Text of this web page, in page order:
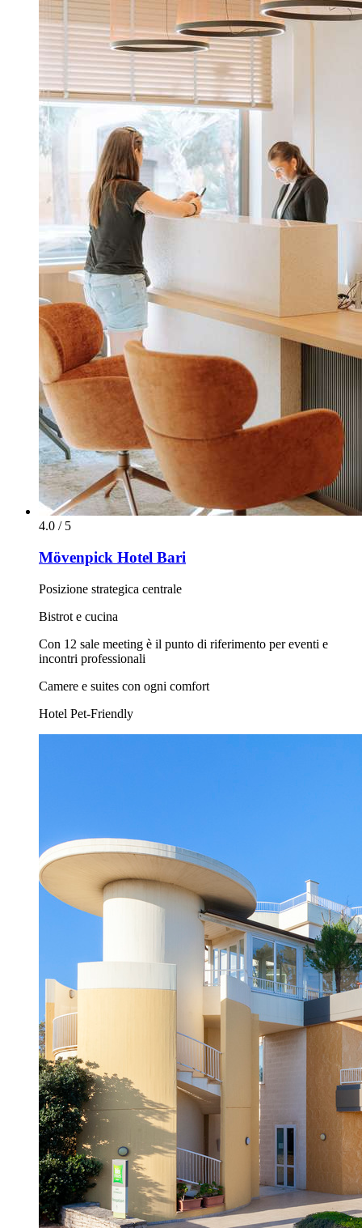
4.0 / 5
Mövenpick Hotel Bari
Posizione strategica centrale
Bistrot e cucina
Con 12 sale meeting è il punto di riferimento per eventi e
incontri professionali
Camere e suites con ogni comfort
Hotel Pet-Friendly